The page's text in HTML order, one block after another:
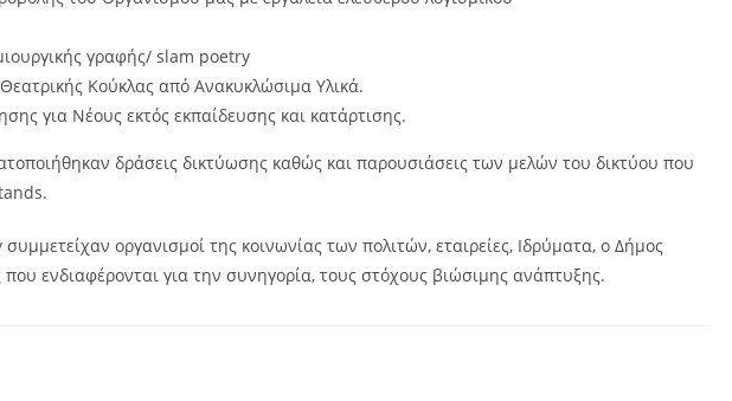
γραφής/ slam poetry
Κούκλας από Ανακυκλώσιμα Υλικά.
για Νέους εκτός εκπαίδευσης και κατάρτισης.
δράσεις δικτύωσης καθώς και παρουσιάσεις των μελών του δικτύου που
οργανισμοί της κοινωνίας των πολιτών, εταιρείες, Ιδρύματα, ο Δήμος
ενδιαφέρονται για την συνηγορία, τους στόχους βιώσιμης ανάπτυξης.